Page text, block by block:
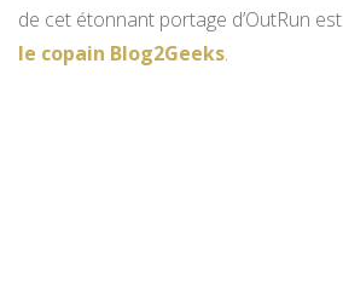
de cet étonnant portage d’OutRun est
le copain Blog2Geeks.